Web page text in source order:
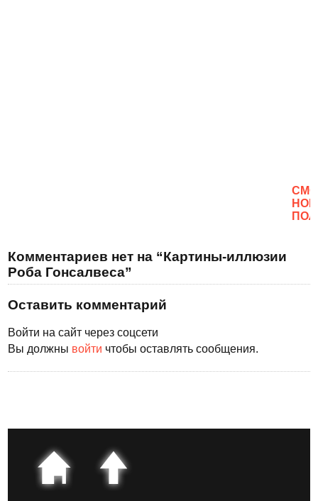
Комментариев нет на “Картины-иллюзии
Роба Гонсалвеса”
Оставить комментарий
Войти на сайт через соцсети
Вы должны войти чтобы оставлять сообщения.